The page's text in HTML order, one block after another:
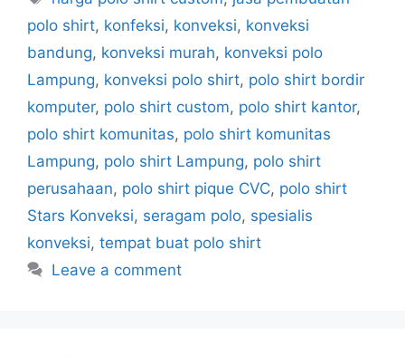
polo shirt, konfeksi, konveksi, konveksi
bandung, konveksi murah, konveksi polo
Lampung, konveksi polo shirt, polo shirt bordir
komputer, polo shirt custom, polo shirt kantor,
polo shirt komunitas, polo shirt komunitas
Lampung, polo shirt Lampung, polo shirt
perusahaan, polo shirt pique CVC, polo shirt
Stars Konveksi, seragam polo, spesialis
konveksi, tempat buat polo shirt
Leave a comment